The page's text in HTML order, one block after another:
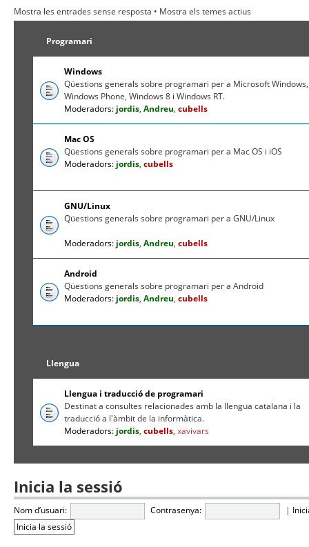
Mostra les entrades sense resposta • Mostra els temes actius
Programari
Windows
Qüestions generals sobre programari per a Microsoft Windows,
Windows Phone, Windows 8 i Windows RT.
Moderadors: jordis,Andreu,cubells
Mac OS
Qüestions generals sobre programari per a Mac OS i iOS
Moderadors: jordis,cubells
GNU/Linux
Qüestions generals sobre programari per a GNU/Linux
Moderadors: jordis,Andreu,cubells
Android
Qüestions generals sobre programari per a Android
Moderadors: jordis,Andreu,cubells
Llengua
Llengua i traducció de programari
Destinat a consultes relacionades amb la llengua catalana i la
traducció a l'àmbit de la informàtica.
Moderadors: jordis,cubells,xavivars
Inicia la sessió
Nom d’usuari: Contrasenya: |